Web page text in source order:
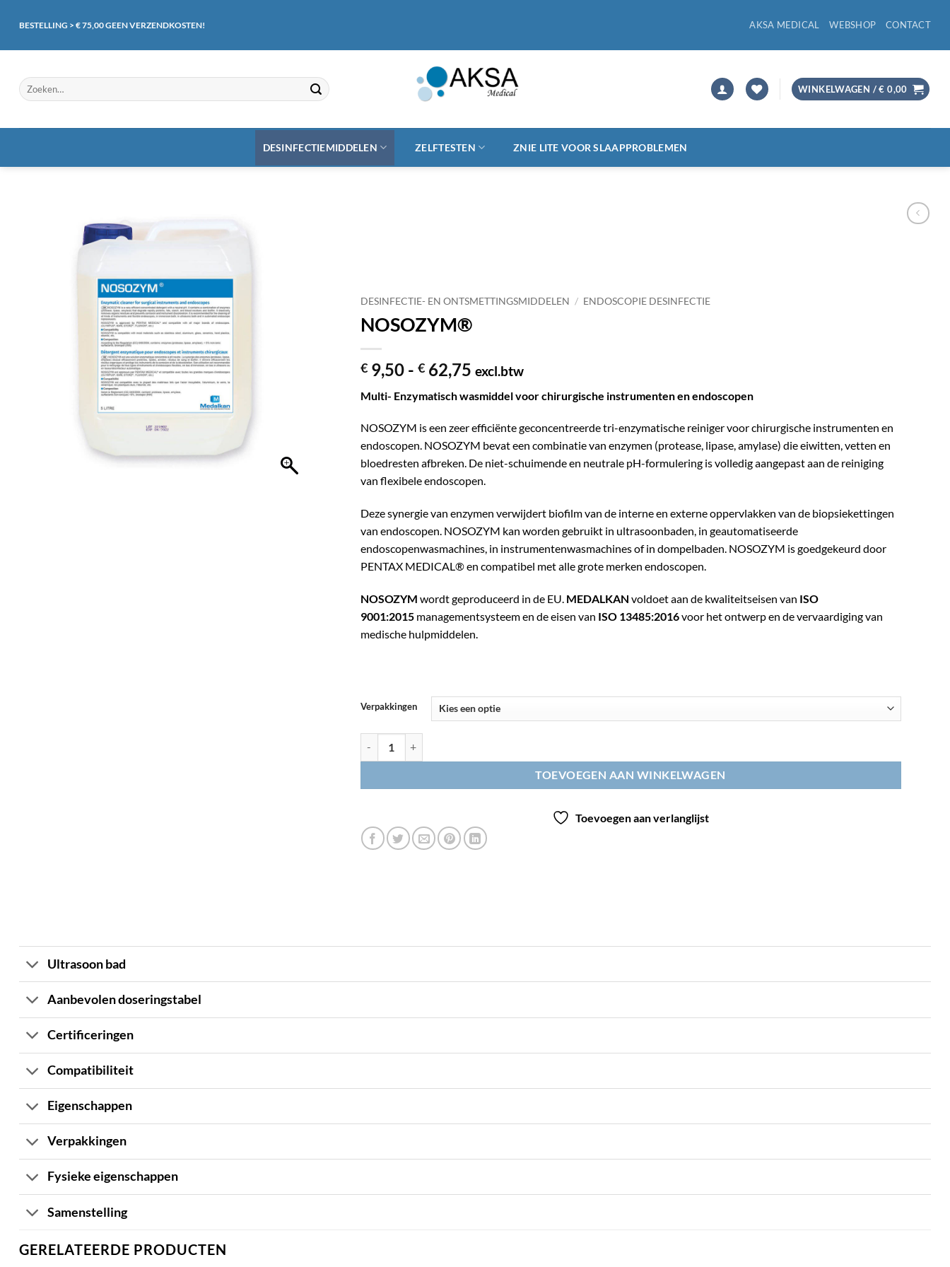
naarBESTELLING > € 75,00 GEEN VERZENDKOSTEN! AKSA MEDICAL WEBSHOP CONTACT
Zoeken
naar:
WINKELWAGEN /€ 0,00
DESINFECTIEMIDDELEN ZELFTESTEN ZNIE LITE VOOR SLAAPPROBLEMEN
DESINFECTIE- EN ONTSMETTINGSMIDDELEN / ENDOSCOPIE DESINFECTIE
NOSOZYM®
€9,50 - €62,75Prijsklasse:
tot
€ 62,75
excl.btw
Multi- Enzymatisch wasmiddel voor chirurgische instrumenten en endoscopen
NOSOZYM is een zeer efficiënte geconcentreerde tri-enzymatische reiniger voor chirurgische instrumenten en
endoscopen. NOSOZYM bevat een combinatie van enzymen (protease, lipase, amylase) die eiwitten, vetten en
bloedresten afbreken. De niet-schuimende en neutrale pH-formulering is volledig aangepast aan de reiniging
van flexibele endoscopen.
Deze synergie van enzymen verwijdert biofilm van de interne en externe oppervlakken van de biopsiekettingen
van endoscopen. NOSOZYM kan worden gebruikt in ultrasoonbaden, in geautomatiseerde
endoscopenwasmachines, in instrumentenwasmachines of in dompelbaden. NOSOZYM is goedgekeurd door
PENTAX MEDICAL® en compatibel met alle grote merken endoscopen.
NOSOZYM wordt geproduceerd in de EU. MEDALKAN voldoet aan de kwaliteitseisen van ISO
9001:2015 managementsysteem en de eisen van ISO 13485:2016voor het ontwerp en de vervaardiging van
medische hulpmiddelen.
Verpakkingen
TOEVOEGEN AAN WINKELWAGEN
Toevoegen aan verlanglijst
Ultrasoon bad
Aanbevolen doseringstabel
Certificeringen
Compatibiliteit
Eigenschappen
Verpakkingen
Fysieke eigenschappen
Samenstelling
GERELATEERDE PRODUCTEN